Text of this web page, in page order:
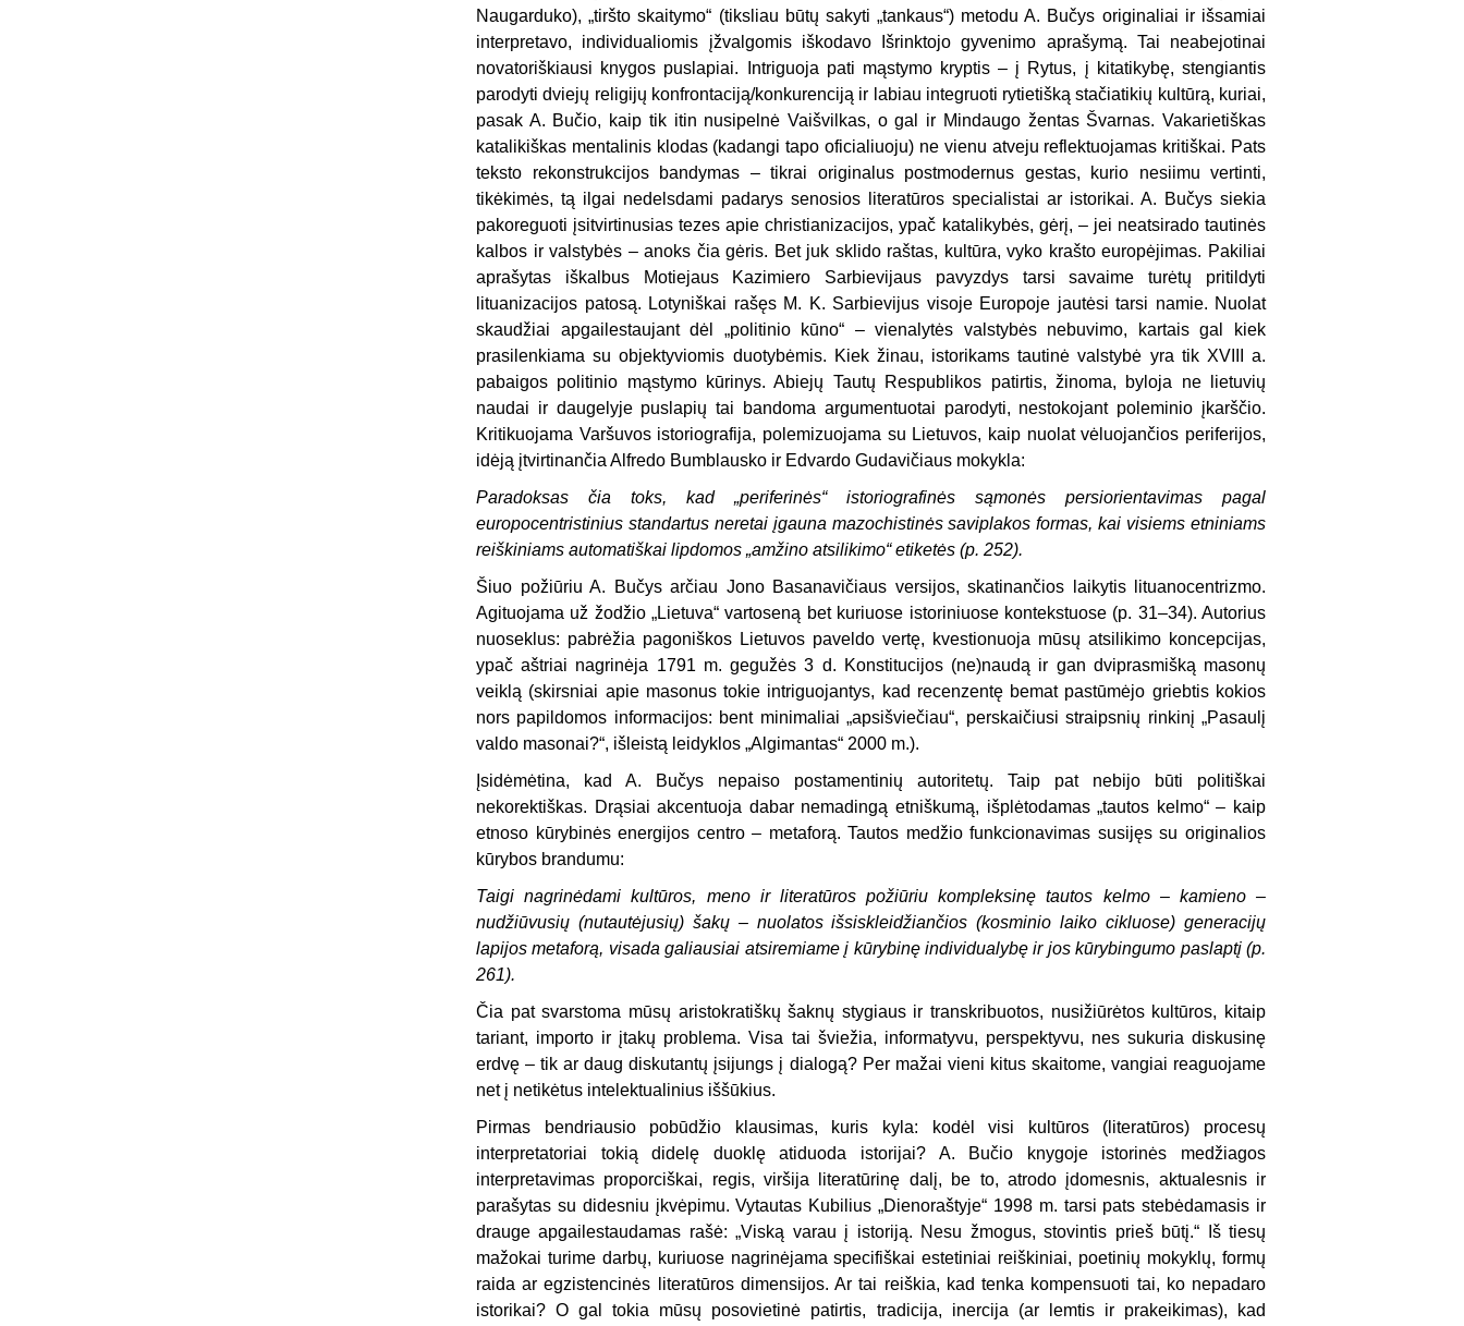
Naugarduko), „tiršto skaitymo“ (tiksliau būtų sakyti „tankaus“) metodu A. Bučys originaliai ir išsamiai
interpretavo, individualiomis įžvalgomis iškodavo Išrinktojo gyvenimo aprašymą. Tai neabejotinai
novatoriškiausi knygos puslapiai. Intriguoja pati mąstymo kryptis – į Rytus, į kitatikybę, stengiantis
parodyti dviejų religijų konfrontaciją/konkurenciją ir labiau integruoti rytietišką stačiatikių kultūrą, kuriai,
pasak A. Bučio, kaip tik itin nusipelnė Vaišvilkas, o gal ir Mindaugo žentas Švarnas. Vakarietiškas
katalikiškas mentalinis klodas (kadangi tapo oficialiuoju) ne vienu atveju reflektuojamas kritiškai. Pats
teksto rekonstrukcijos bandymas – tikrai originalus postmodernus gestas, kurio nesiimu vertinti,
tikėkimės, tą ilgai nedelsdami padarys senosios literatūros specialistai ar istorikai. A. Bučys siekia
pakoreguoti įsitvirtinusias tezes apie christianizacijos, ypač katalikybės, gėrį, – jei neatsirado tautinės
kalbos ir valstybės – anoks čia gėris. Bet juk sklido raštas, kultūra, vyko krašto europėjimas. Pakiliai
aprašytas iškalbus Motiejaus Kazimiero Sarbievijaus pavyzdys tarsi savaime turėtų pritildyti
lituanizacijos patosą. Lotyniškai rašęs M. K. Sarbievijus visoje Europoje jautėsi tarsi namie. Nuolat
skaudžiai apgailestaujant dėl „politinio kūno“ – vienalytės valstybės nebuvimo, kartais gal kiek
prasilenkiama su objektyviomis duotybėmis. Kiek žinau, istorikams tautinė valstybė yra tik XVIII a.
pabaigos politinio mąstymo kūrinys. Abiejų Tautų Respublikos patirtis, žinoma, byloja ne lietuvių
naudai ir daugelyje puslapių tai bandoma argumentuotai parodyti, nestokojant poleminio įkarščio.
Kritikuojama Varšuvos istoriografija, polemizuojama su Lietuvos, kaip nuolat vėluojančios periferijos,
idėją įtvirtinančia Alfredo Bumblausko ir Edvardo Gudavičiaus mokykla:
Paradoksas čia toks, kad „periferinės“ istoriografinės sąmonės persiorientavimas pagal
europocentristinius standartus neretai įgauna mazochistinės saviplakos formas, kai visiems etniniams
reiškiniams automatiškai lipdomos „amžino atsilikimo“ etiketės (p. 252).
Šiuo požiūriu A. Bučys arčiau Jono Basanavičiaus versijos, skatinančios laikytis lituanocentrizmo.
Agituojama už žodžio „Lietuva“ vartoseną bet kuriuose istoriniuose kontekstuose (p. 31–34). Autorius
nuoseklus: pabrėžia pagoniškos Lietuvos paveldo vertę, kvestionuoja mūsų atsilikimo koncepcijas,
ypač aštriai nagrinėja 1791 m. gegužės 3 d. Konstitucijos (ne)naudą ir gan dviprasmišką masonų
veiklą (skirsniai apie masonus tokie intriguojantys, kad recenzentę bemat pastūmėjo griebtis kokios
nors papildomos informacijos: bent minimaliai „apsišviečiau“, perskaičiusi straipsnių rinkinį „Pasaulį
valdo masonai?“, išleistą leidyklos „Algimantas“ 2000 m.).
Įsidėmėtina, kad A. Bučys nepaiso postamentinių autoritetų. Taip pat nebijo būti politiškai
nekorektiškas. Drąsiai akcentuoja dabar nemadingą etniškumą, išplėtodamas „tautos kelmo“ – kaip
etnoso kūrybinės energijos centro – metaforą. Tautos medžio funkcionavimas susijęs su originalios
kūrybos brandumu:
Taigi nagrinėdami kultūros, meno ir literatūros požiūriu kompleksinę tautos kelmo – kamieno –
nudžiūvusių (nutautėjusių) šakų – nuolatos išsiskleidžiančios (kosminio laiko cikluose) generacijų
lapijos metaforą, visada galiausiai atsiremiame į kūrybinę individualybę ir jos kūrybingumo paslaptį (p.
261).
Čia pat svarstoma mūsų aristokratiškų šaknų stygiaus ir transkribuotos, nusižiūrėtos kultūros, kitaip
tariant, importo ir įtakų problema. Visa tai šviežia, informatyvu, perspektyvu, nes sukuria diskusinę
erdvę – tik ar daug diskutantų įsijungs į dialogą? Per mažai vieni kitus skaitome, vangiai reaguojame
net į netikėtus intelektualinius iššūkius.
Pirmas bendriausio pobūdžio klausimas, kuris kyla: kodėl visi kultūros (literatūros) procesų
interpretatoriai tokią didelę duoklę atiduoda istorijai? A. Bučio knygoje istorinės medžiagos
interpretavimas proporciškai, regis, viršija literatūrinę dalį, be to, atrodo įdomesnis, aktualesnis ir
parašytas su didesniu įkvėpimu. Vytautas Kubilius „Dienoraštyje“ 1998 m. tarsi pats stebėdamasis ir
drauge apgailestaudamas rašė: „Viską varau į istoriją. Nesu žmogus, stovintis prieš būtį.“ Iš tiesų
mažokai turime darbų, kuriuose nagrinėjama specifiškai estetiniai reiškiniai, poetinių mokyklų, formų
raida ar egzistencinės literatūros dimensijos. Ar tai reiškia, kad tenka kompensuoti tai, ko nepadaro
istorikai? O gal tokia mūsų posovietinė patirtis, tradicija, inercija (ar lemtis ir prakeikimas), kad